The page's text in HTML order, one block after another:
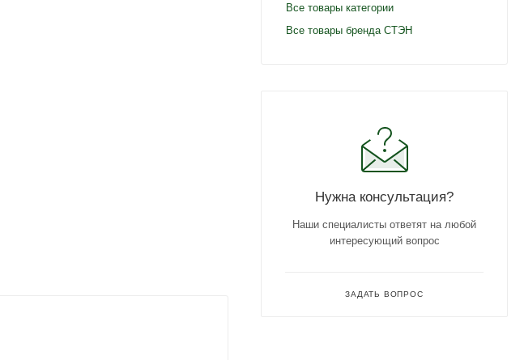
Все товары категории
Все товары бренда CТЭН
Нужна консультация?
Наши специалисты ответят на любой
интересующий вопрос
ЗАДАТЬ ВОПРОС